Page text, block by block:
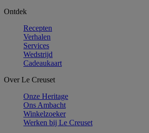
Ontdek
Recepten
Verhalen
Services
Wedstrijd
Cadeaukaart
Over Le Creuset
Onze Heritage
Ons Ambacht
Winkelzoeker
Werken bij Le Creuset